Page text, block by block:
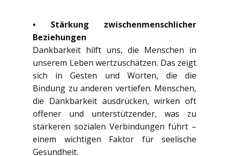
• Stärkung zwischenmenschlicher
Beziehungen
Dankbarkeit hilft uns, die Menschen in
unserem Leben wertzuschätzen. Das zeigt
sich in Gesten und Worten, die die
Bindung zu anderen vertiefen. Menschen,
die Dankbarkeit ausdrücken, wirken oft
offener und unterstützender, was zu
stärkeren sozialen Verbindungen führt –
einem wichtigen Faktor für seelische
Gesundheit.